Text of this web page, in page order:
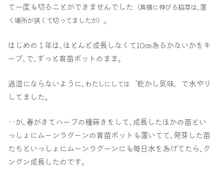
て一度も切ることができませんでした （真横に伸びる脇芽は､置
く場所が狭くて切ってましたが） ｡
はじめの１年は､ほとんど成長しなくて10㎝あるかないかをキ
ープ､で､ずっと育苗ポットのまま｡
過湿にならないように､ わたしにしては 〝乾かし気味〟で水やり
してました｡
‥が､春がきてハーブの種蒔きをして､成長したほかの苗とい
っしょにムーンラグーンの育苗ポットも置いてて､発芽した苗
たちといっしょにムーンラグーンにも毎日水をあげてたら､グ
ングン成長したのです｡